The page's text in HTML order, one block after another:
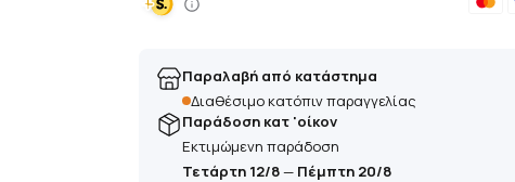
Παραλαβή από κατάστημα
Διαθέσιμο κατόπιν παραγγελίας
Παράδοση κατ 'οίκον
Εκτιμώμενη παράδοση
Τετάρτη 12/8— Πέμπτη 20/8